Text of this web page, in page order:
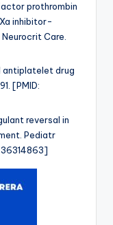
prothrombin
inhibitor-
Care.
antiplatelet drug
[PMID:
reversal in
Pediatr
36314863]